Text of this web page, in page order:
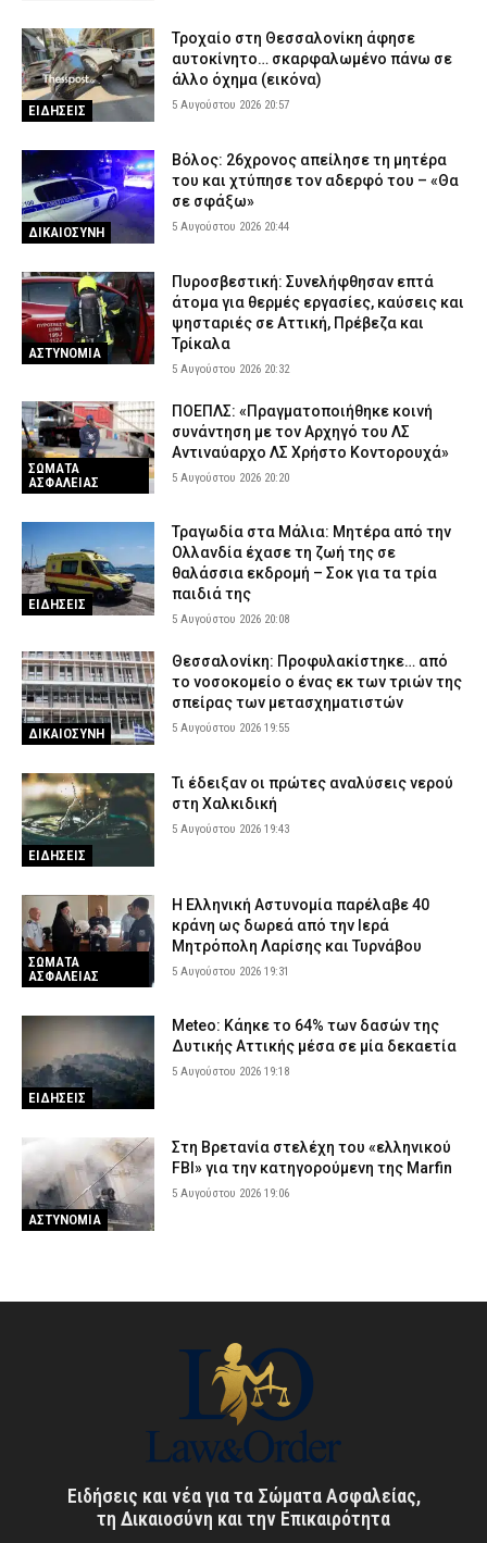
ΕΙΔΗΣΕΙΣ
Τροχαίο στη Θεσσαλονίκη άφησε
αυτοκίνητο… σκαρφαλωμένο πάνω σε
άλλο όχημα (εικόνα)
5 Αυγούστου 2026 20:57
ΔΙΚΑΙΟΣΥΝΗ
Βόλος: 26χρονος απείλησε τη μητέρα
του και χτύπησε τον αδερφό του – «Θα
σε σφάξω»
5 Αυγούστου 2026 20:44
ΑΣΤΥΝΟΜΙΑ
Πυροσβεστική: Συνελήφθησαν επτά
άτομα για θερμές εργασίες, καύσεις και
ψησταριές σε Αττική, Πρέβεζα και
Τρίκαλα
5 Αυγούστου 2026 20:32
ΣΩΜΑΤΑ
ΑΣΦΑΛΕΙΑΣ
ΠΟΕΠΛΣ: «Πραγματοποιήθηκε κοινή
συνάντηση με τον Αρχηγό του ΛΣ
Αντιναύαρχο ΛΣ Χρήστο Κοντορουχά»
5 Αυγούστου 2026 20:20
ΕΙΔΗΣΕΙΣ
Τραγωδία στα Μάλια: Μητέρα από την
Ολλανδία έχασε τη ζωή της σε
θαλάσσια εκδρομή – Σοκ για τα τρία
παιδιά της
5 Αυγούστου 2026 20:08
ΔΙΚΑΙΟΣΥΝΗ
Θεσσαλονίκη: Προφυλακίστηκε… από
το νοσοκομείο ο ένας εκ των τριών της
σπείρας των μετασχηματιστών
5 Αυγούστου 2026 19:55
ΕΙΔΗΣΕΙΣ
Τι έδειξαν οι πρώτες αναλύσεις νερού
στη Χαλκιδική
5 Αυγούστου 2026 19:43
ΣΩΜΑΤΑ
ΑΣΦΑΛΕΙΑΣ
Η Ελληνική Αστυνομία παρέλαβε 40
κράνη ως δωρεά από την Ιερά
Μητρόπολη Λαρίσης και Τυρνάβου
5 Αυγούστου 2026 19:31
ΕΙΔΗΣΕΙΣ
Meteo: Κάηκε το 64% των δασών της
Δυτικής Αττικής μέσα σε μία δεκαετία
5 Αυγούστου 2026 19:18
ΑΣΤΥΝΟΜΙΑ
Στη Βρετανία στελέχη του «ελληνικού
FBI» για την κατηγορούμενη της Marfin
5 Αυγούστου 2026 19:06
Ειδήσεις και νέα για τα Σώματα Ασφαλείας,
τη Δικαιοσύνη και την Επικαιρότητα